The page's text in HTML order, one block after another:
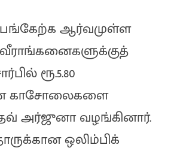
பங்கேற்க ஆர்வமுள்ள
ரூ.5.80
காசோலைகளை
அர்ஜுனா வழங்கினார்.
ஒலிம்பிக்